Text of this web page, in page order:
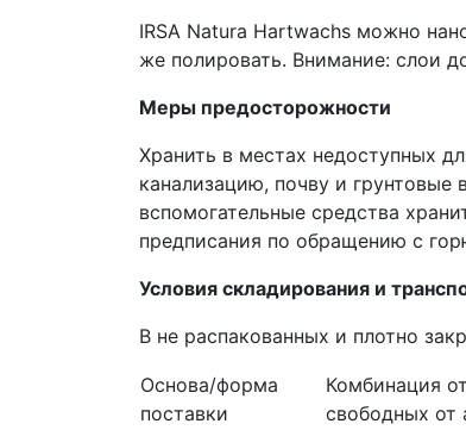
IRSA Natura Hartwachs можно
же полировать. Внимание: слои
Меры предосторожности
Хранить в местах недоступных
канализацию, почву и
вспомогательные средства
предписания по обращению с
Условия складирования и
В не распакованных и плотно
Основа/форма
поставки
Комбинация
свободных от